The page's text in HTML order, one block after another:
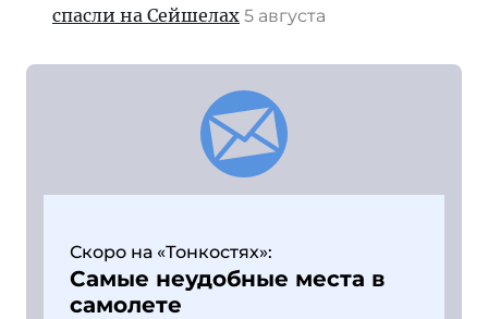
спасли на Сейшелах 5 августа
Скоро на «Тонкостях»:
Самые неудобные места в
самолете